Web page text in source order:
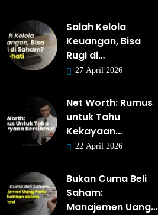
Salah Kelola
Keuangan, Bisa
Rugi di…
27 April 2026
Net Worth: Rumus
untuk Tahu
Kekayaan…
22 April 2026
Bukan Cuma Beli
Saham:
Manajemen Uang…